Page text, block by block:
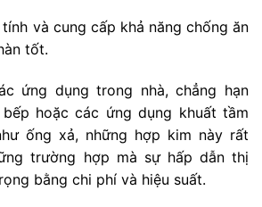
và cung cấp khả năng chống ăn
tốt.
ứng dụng trong nhà, chẳng hạn
hoặc các ứng dụng khuất tầm
ống xả, những hợp kim này rất
trường hợp mà sự hấp dẫn thị
bằng chi phí và hiệu suất.